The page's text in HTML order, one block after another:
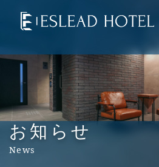
お知らせ
News